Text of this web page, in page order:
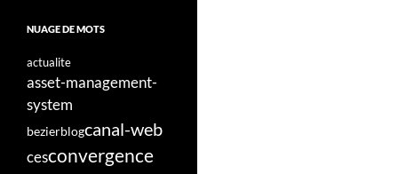
NUAGE DE MOTS
actualite
asset-management-
system
bezierblogcanal-web
cesconvergence